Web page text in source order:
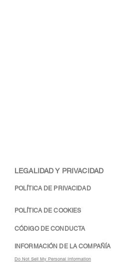
LEGALIDAD Y PRIVACIDAD
POLÍTICA DE PRIVACIDAD
POLÍTICA DE COOKIES
CÓDIGO DE CONDUCTA
INFORMACIÓN DE LA COMPAÑÍA
Do Not Sell My Personal Information